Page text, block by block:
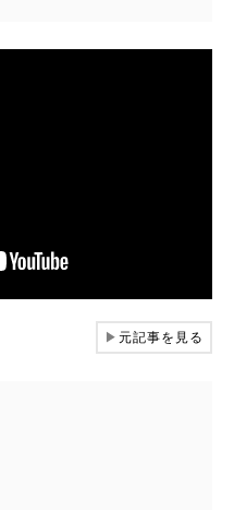
▶元記事を見る